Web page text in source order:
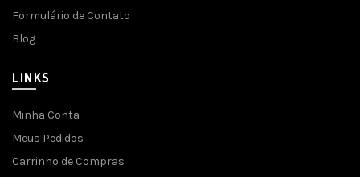
Formulário de Contato
Blog
LINKS
Minha Conta
Meus Pedidos
Carrinho de Compras